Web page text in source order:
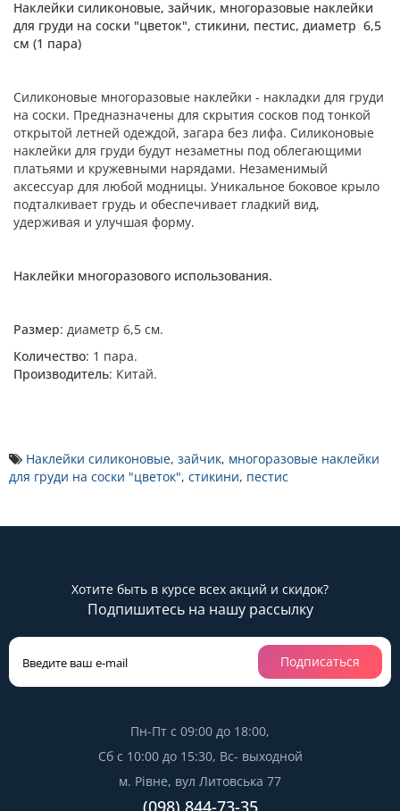
Наклейки силиконовые, зайчик, многоразовые наклейки
для груди на соски "цветок", стикини, пестис, диаметр 6,5
см (1 пара)
Силиконовые многоразовые наклейки - накладки для груди
на соски. Предназначены для скрытия сосков под тонкой
открытой летней одеждой, загара без лифа. Силиконовые
наклейки для груди будут незаметны под облегающими
платьями и кружевными нарядами. Незаменимый
аксессуар для любой модницы. Уникальное боковое крыло
подталкивает грудь и обеспечивает гладкий вид,
удерживая и улучшая форму.
Наклейки многоразового использования.
Размер: диаметр 6,5 см.
Количество: 1 пара.
Производитель: Китай.
Наклейки силиконовые, зайчик, многоразовые наклейки
для груди на соски "цветок", стикини, пестис
Хотите быть в курсе всех акций и скидок?
Подпишитесь на нашу рассылку
Подписаться
Пн-Пт с 09:00 до 18:00,
Сб с 10:00 до 15:30, Вс- выходной
м. Рівне, вул Литовська 77
(098) 844-73-35